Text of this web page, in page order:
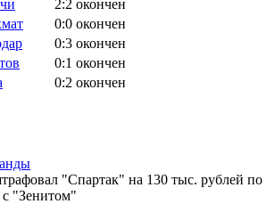
2:2 окончен
0:0 окончен
0:3 окончен
0:1 окончен
0:2 окончен
"Спартак" на 130 тыс. рублей по
с "Зенитом"